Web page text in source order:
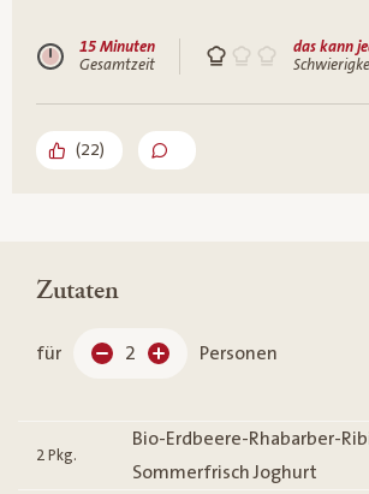
15 Minuten
Gesamtzeit
das kann
(22)
Zutaten
für 2 Personen
2 Pkg.
Bio-Erdbeere-Rhabarber-
Sommerfrisch Joghurt